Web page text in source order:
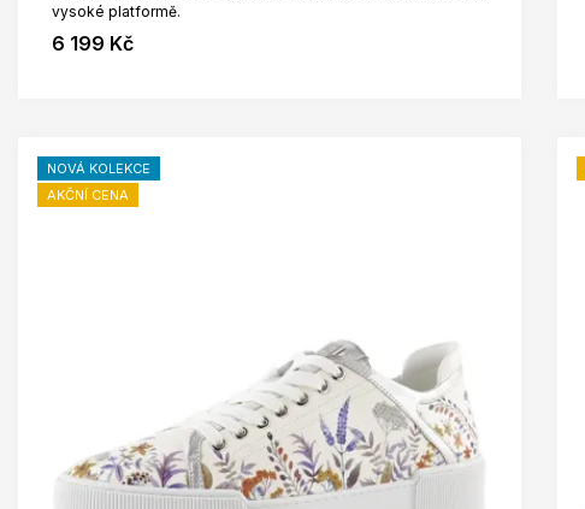
vysoké platformě.
6 199 Kč
NOVÁ KOLEKCE
AKČNÍ CENA